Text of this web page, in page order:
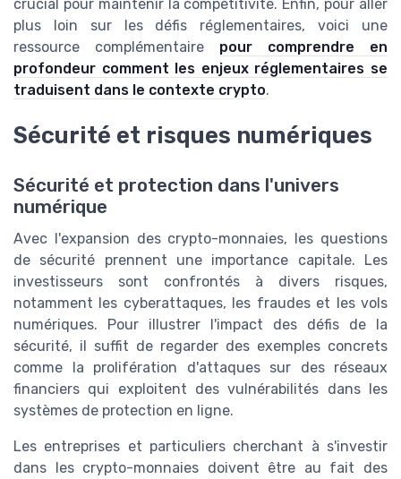
crucial pour maintenir la compétitivité. Enfin, pour aller
plus loin sur les défis réglementaires, voici une
ressource complémentaire pour comprendre en
profondeur comment les enjeux réglementaires se
traduisent dans le contexte crypto.
Sécurité et risques numériques
Sécurité et protection dans l'univers
numérique
Avec l'expansion des crypto-monnaies, les questions
de sécurité prennent une importance capitale. Les
investisseurs sont confrontés à divers risques,
notamment les cyberattaques, les fraudes et les vols
numériques. Pour illustrer l'impact des défis de la
sécurité, il suffit de regarder des exemples concrets
comme la prolifération d'attaques sur des réseaux
financiers qui exploitent des vulnérabilités dans les
systèmes de protection en ligne.
Les entreprises et particuliers cherchant à s'investir
dans les crypto-monnaies doivent être au fait des